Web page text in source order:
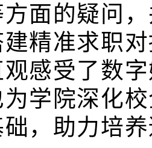
方面的疑问
建精准求职
观感受了数
为学院深化
础，助力培